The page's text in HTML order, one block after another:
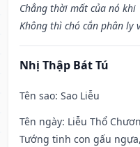
Chẳng thời mất của nó khi
Không thì chó cắn phân ly
Nhị Thập Bát Tú
Tên sao: Sao Liễu
Tên ngày: Liễu Thổ
Tướng tinh con gấu